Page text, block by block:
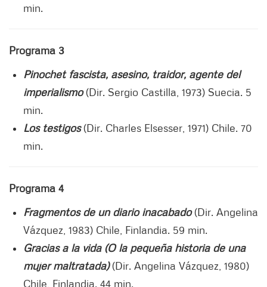
min.
Programa 3
Pinochet fascista, asesino, traidor, agente del
imperialismo(Dir. Sergio Castilla, 1973) Suecia. 5
min.
Los testigos (Dir. Charles Elsesser, 1971) Chile. 70
min.
Programa 4
Fragmentos de un diario inacabado (Dir. Angelina
Vázquez, 1983) Chile, Finlandia. 59 min.
Gracias a la vida (O la pequeña historia de una
mujer maltratada)(Dir. Angelina Vázquez, 1980)
Chile, Finlandia. 44 min.